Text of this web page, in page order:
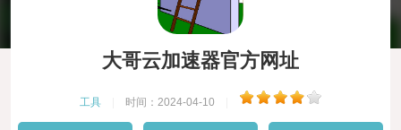
大哥云加速器官方网址
工具 时间：2024-04-10